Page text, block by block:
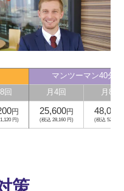
マンツーマン40分
回 月4回 月8回
円
円)
25,600円
(税込 28,160 円)
48,000
(税込 52,800
策